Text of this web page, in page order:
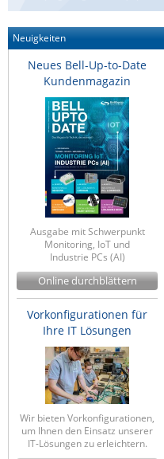
Neuigkeiten
Neues Bell-Up-to-Date
Kundenmagazin
Ausgabe mit Schwerpunkt
Monitoring, IoT und
Industrie PCs (AI)
Online durchblättern
Vorkonfigurationen für
Ihre IT Lösungen
Wir bieten Vorkonfigurationen,
um Ihnen den Einsatz unserer
IT-Lösungen zu erleichtern.